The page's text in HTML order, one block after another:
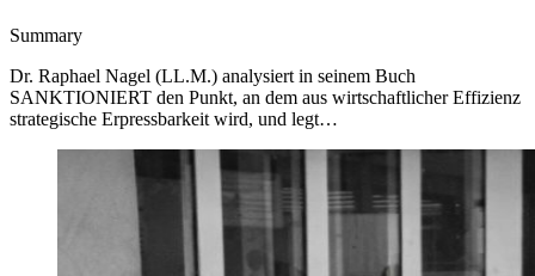
Summary
Dr. Raphael Nagel (LL.M.) analysiert in seinem Buch
SANKTIONIERT den Punkt, an dem aus wirtschaftlicher Effizienz
strategische Erpressbarkeit wird, und legt…